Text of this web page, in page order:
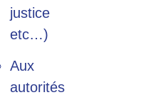
justice
etc…)
Aux
autorités